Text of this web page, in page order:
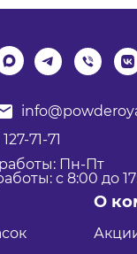
71-71
Пн-Пт
с 8:00 до
О